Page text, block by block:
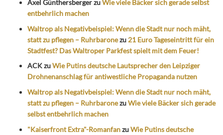
Axel GünthersbergerzuWie viele Bäcker sich gerade selbst
entbehrlich machen
Waltrop als Negativbeispiel: Wenn die Stadt nur noch mäht,
statt zu pflegen – Ruhrbaronezu 21 Euro Tageseintritt für ein
Stadtfest? Das Waltroper Parkfest spielt mit dem Feuer!
ACKzuWie Putins deutsche Lautsprecher den Leipziger
Drohnenanschlag für antiwestliche Propaganda nutzen
Waltrop als Negativbeispiel: Wenn die Stadt nur noch mäht,
statt zu pflegen – RuhrbaronezuWie viele Bäcker sich gerade
selbst entbehrlich machen
"Kaiserfront Extra"-RomanfanzuWie Putins deutsche